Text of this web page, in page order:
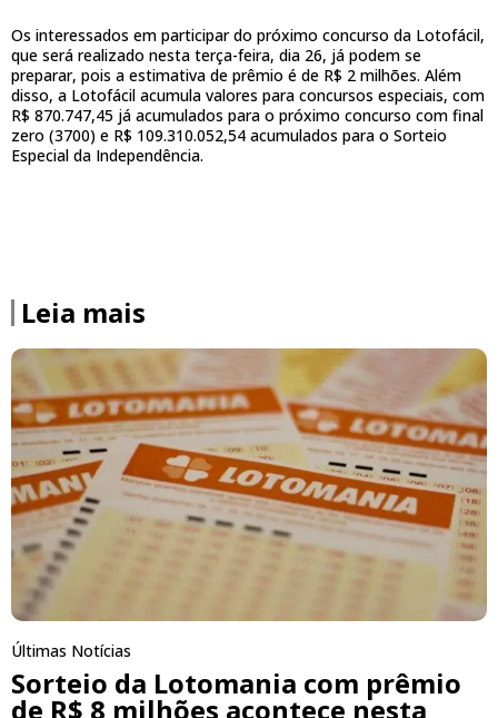
Os interessados em participar do próximo concurso da Lotofácil,
que será realizado nesta terça-feira, dia 26, já podem se
preparar, pois a estimativa de prêmio é de R$ 2 milhões. Além
disso, a Lotofácil acumula valores para concursos especiais, com
R$ 870.747,45 já acumulados para o próximo concurso com final
zero (3700) e R$ 109.310.052,54 acumulados para o Sorteio
Especial da Independência.
Leia mais
Últimas Notícias
Sorteio da Lotomania com prêmio
de R$ 8 milhões acontece nesta